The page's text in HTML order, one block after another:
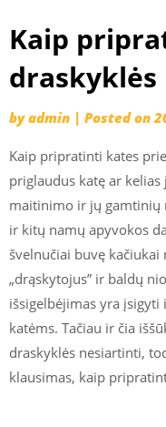
Kaip
draskyklės
byadmin | Posted on
Kaip pripratinti kates
priglaudus katę ar
maitinimo ir jų gamtinių
ir kitų namų apyvokos
švelnučiai buvę
„drąskytojus” ir baldų
išsigelbėjimas yra
katėms. Tačiau ir čia
draskyklės nesiartinti,
klausimas, kaip